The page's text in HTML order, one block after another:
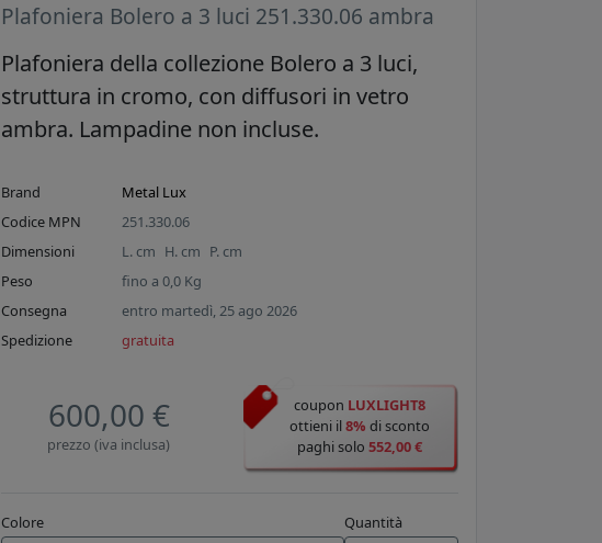
Plafoniera Bolero a 3 luci 251.330.06 ambra
Plafoniera della collezione Bolero a 3 luci,
struttura in cromo, con diffusori in vetro
ambra. Lampadine non incluse.
Brand
Metal Lux
Codice MPN
251.330.06
Dimensioni
L. cm H. cm P. cm
Peso
fino a0,0 Kg
Consegna
entro martedì, 25 ago 2026
Spedizione
gratuita
600,00 €
prezzo (iva inclusa)
coupon LUXLIGHT8
ottieni il8% di sconto
paghi solo 552,00 €
Colore Quantità